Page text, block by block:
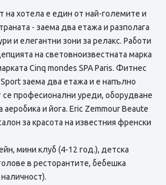
на хотела е един от най-големите и
- заема два етажа и разполага
и елегантни зони за релакс. Работи
на световноизвестната марка
Cinq mondes SPA Paris. Фитнес
заема два етажа и е напълно
професионални уреди, оборудване
аеробика и йога. Eric Zemmour Beaute
за красота на известния френски
мини клуб (4-12 год.), детска
в ресторантите, бебешка